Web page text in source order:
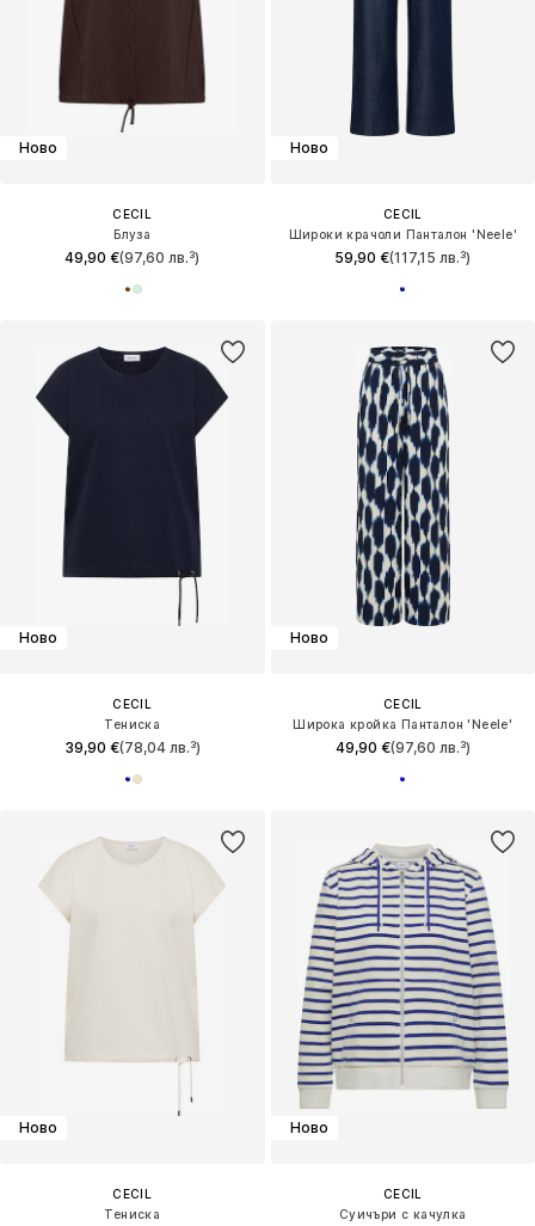
Ново
CECIL
Блуза
49,90 €(97,60 лв.³)
Ново
CECIL
Широки крачоли Панталон 'Neele'
59,90 €(117,15 лв.³)
Ново
CECIL
Тениска
39,90 €(78,04 лв.³)
Ново
CECIL
Широка кройка Панталон 'Neele'
49,90 €(97,60 лв.³)
Ново
CECIL
Тениска
Ново
CECIL
Суичъри с качулка